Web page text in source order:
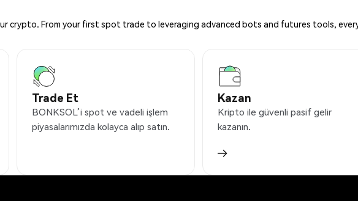
crypto. From your first spot trade to leveraging advanced bots and futures tools,
Trade Et
BONKSOL’i spot ve vadeli işlem
piyasalarımızda kolayca alıp satın.
Kazan
Kripto ile güvenli pasif gelir
kazanın.